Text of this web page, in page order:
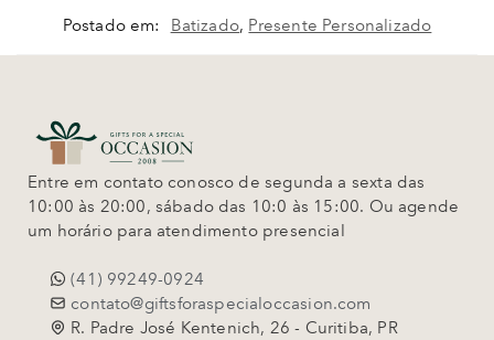
Postado em: Batizado, Presente Personalizado
Entre em contato conosco de segunda a sexta das
10:00 às 20:00, sábado das 10:0 às 15:00. Ou agende
um horário para atendimento presencial
(41) 99249-0924
contato@giftsforaspecialoccasion.com
R. Padre José Kentenich, 26 - Curitiba, PR